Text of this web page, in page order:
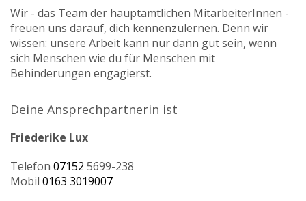
Wir - das Team der hauptamtlichen MitarbeiterInnen -
freuen uns darauf, dich kennenzulernen. Denn wir
wissen: unsere Arbeit kann nur dann gut sein, wenn
sich Menschen wie du für Menschen mit
Behinderungen engagierst.
Deine Ansprechpartnerin ist
Friederike Lux
Telefon 07152 5699-238
Mobil 0163 3019007